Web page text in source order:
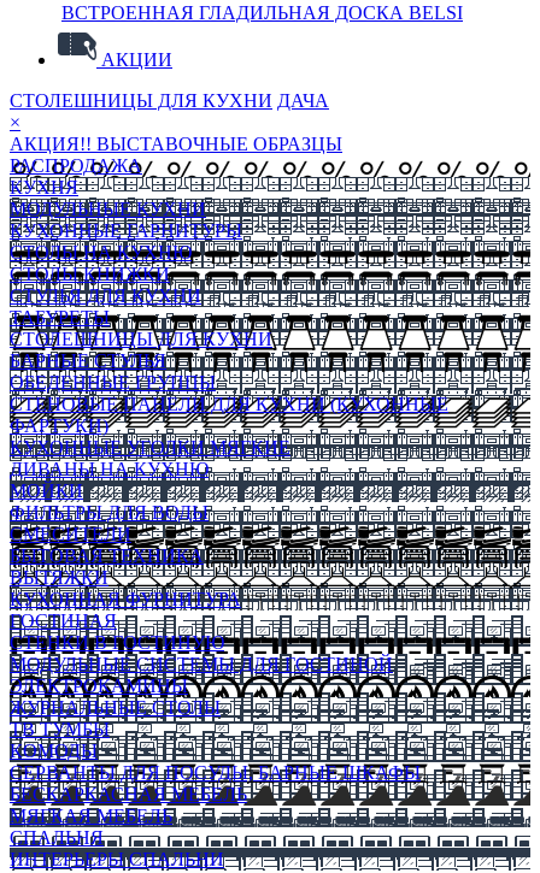
ВСТРОЕННАЯ ГЛАДИЛЬНАЯ ДОСКА BELSI
АКЦИИ
СТОЛЕШНИЦЫ ДЛЯ КУХНИ ДАЧА
×
АКЦИЯ!! ВЫСТАВОЧНЫЕ ОБРАЗЦЫ
РАСПРОДАЖА
КУХНЯ
МОДУЛЬНЫЕ КУХНИ
КУХОННЫЕ ГАРНИТУРЫ
СТОЛЫ НА КУХНЮ
СТОЛЫ КНИЖКИ
СТУЛЬЯ ДЛЯ КУХНИ
ТАБУРЕТЫ
СТОЛЕШНИЦЫ ДЛЯ КУХНИ
БАРНЫЕ СТУЛЬЯ
ОБЕДЕННЫЕ ГРУППЫ
СТЕНОВЫЕ ПАНЕЛИ ДЛЯ КУХНИ (КУХОННЫЕ
ФАРТУКИ)
КУХОННЫЕ УГОЛКИ МЯГКИЕ
ДИВАНЫ НА КУХНЮ
МОЙКИ
ФИЛЬТРЫ ДЛЯ ВОДЫ
СМЕСИТЕЛИ
БЫТОВАЯ ТЕХНИКА
ВЫТЯЖКИ
КУХОННАЯ ФУРНИТУРА
ГОСТИНАЯ
СТЕНКИ В ГОСТИНУЮ
МОДУЛЬНЫЕ СИСТЕМЫ ДЛЯ ГОСТИНОЙ
ЭЛЕКТРОКАМИНЫ
ЖУРНАЛЬНЫЕ СТОЛЫ
ТВ ТУМБЫ
КОМОДЫ
СЕРВАНТЫ ДЛЯ ПОСУДЫ, БАРНЫЕ ШКАФЫ
БЕСКАРКАСНАЯ МЕБЕЛЬ
МЯГКАЯ МЕБЕЛЬ
СПАЛЬНЯ
ИНТЕРЬЕРЫ СПАЛЬНИ